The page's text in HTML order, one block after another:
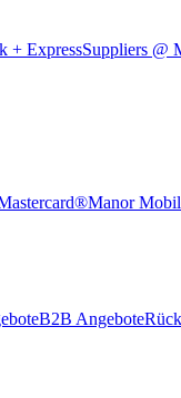
+ ExpressSuppliers @
Manor
B2B Angebote